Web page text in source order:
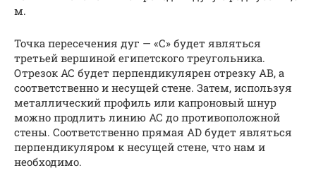
м.
Точка пересечения дуг — «С» будет являться
третьей вершиной египетского треугольника.
Отрезок АС будет перпендикулярен отрезку АВ, а
соответственно и несущей стене. Затем, используя
металлический профиль или капроновый шнур
можно продлить линию АС до противоположной
стены. Соответственно прямая АD будет являться
перпендикуляром к несущей стене, что нам и
необходимо.